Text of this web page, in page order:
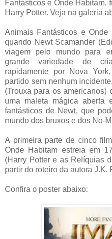
Fantásticos e Onde Habitam,
Harry Potter. Veja na galeria
Animais Fantásticos e
quando Newt Scamander
viagem pelo mundo para
grande variedade de
rapidamente por Nova
partido sem nenhum
(Trouxa para os americanos)
uma maleta mágica
fantásticos de Newt, que
mundo dos bruxos e dos No-
A primeira parte de cinco
Onde Habitam estreia em
(Harry Potter e as Relíquias
partir do roteiro da autora J.K.
Confira o poster abaixo: